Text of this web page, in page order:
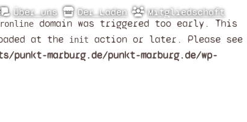
domain was triggered too early. This
at the
init
action or later. Please see
punkt-marburg.de/punkt-marburg.de/wp-
Über uns Der Laden Mitgliedschaft